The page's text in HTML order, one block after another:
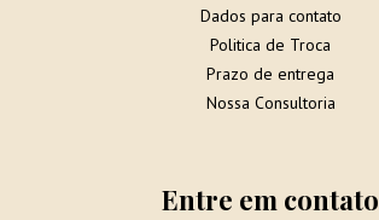
Dados para contato
Politica de Troca
Prazo de entrega
Nossa Consultoria
Entre em contato